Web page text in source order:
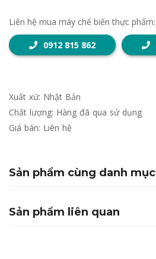
Liên hệ mua máy chế biến thực phẩm:
0912 815 862
Xuất xứ: Nhật Bản
Chất lượng: Hàng đã qua sử dụng
Giá bán: Liên hệ
Sản phẩm cùng danh mục
Sản phẩm liên quan